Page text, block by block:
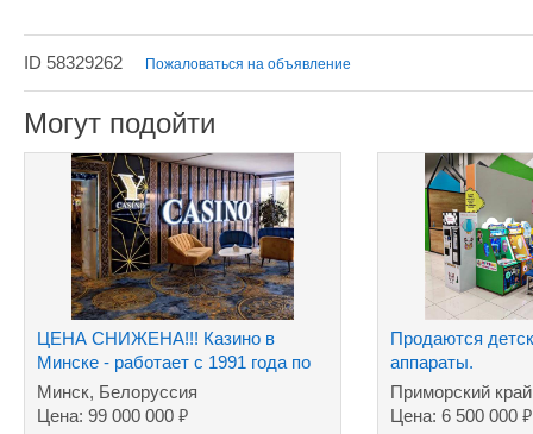
ID 58329262 Пожаловаться на объявление
Могут подойти
ЦЕНА СНИЖЕНА!!! Казино в
Минске - работает с 1991 года по
сей день
Минск, Белоруссия
Цена: 99 000 000 ₽
Продаются
аппараты.
Приморский
Цена: 6 500 000₽